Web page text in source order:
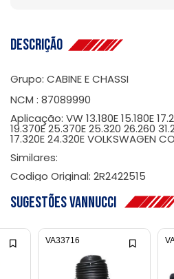
Descrição
Grupo: CABINE E CHASSI
NCM : 87089990
Aplicação: VW 13.180E 15.180E
19.370E 25.370E 25.320 26.260
17.320E 24.320E VOLKSWAGEN
Similares:
Codigo Original: 2R2422515
Sugestões Vannucci
VA33716